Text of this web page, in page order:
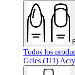
Todos los
Geles (111)